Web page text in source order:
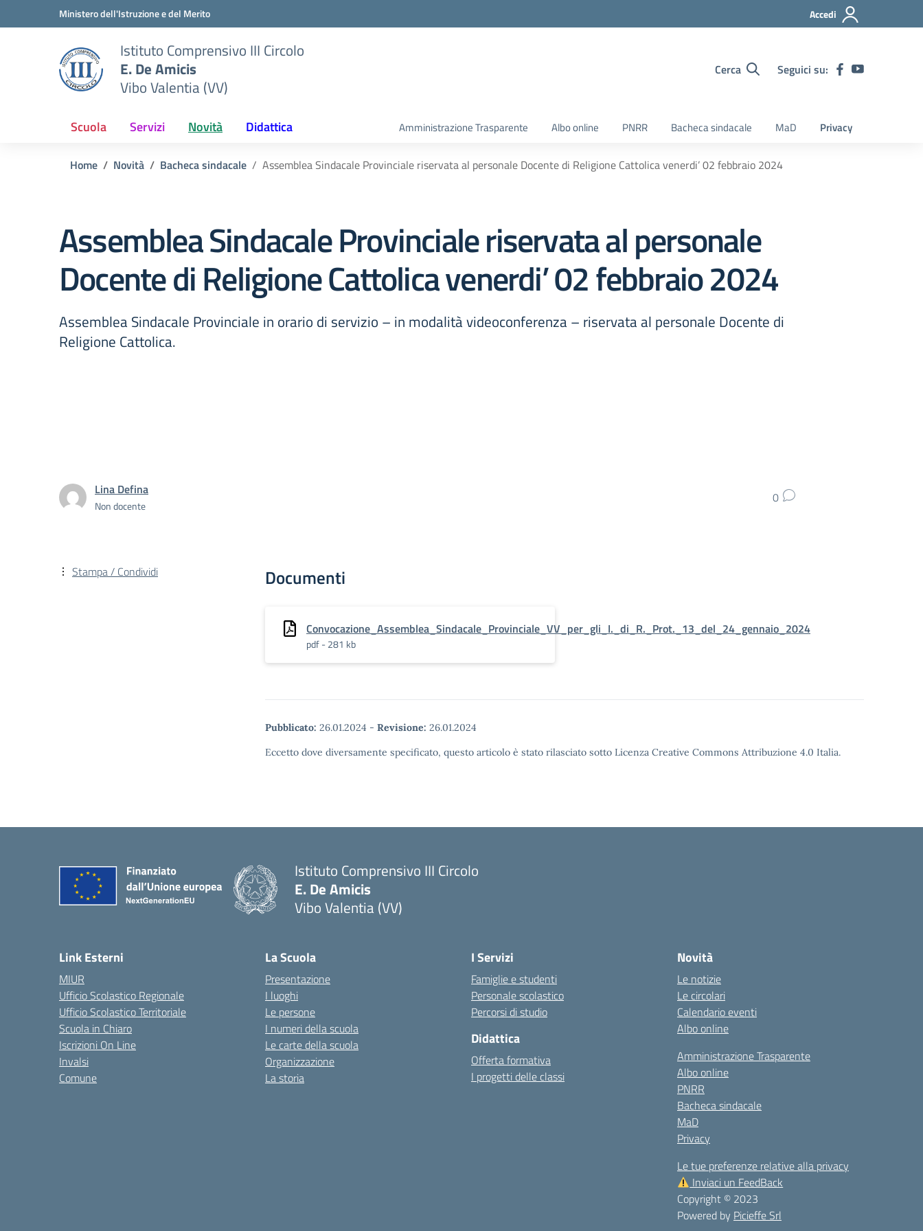
Vai ai contenuti
Vai al menu di navigazioneMinistero dell'Istruzione e del Merito Accedi
Istituto Comprensivo III Circolo
E. De Amicis
Vibo Valentia (VV)
Cerca Seguici su:
Scuola Servizi Novità Didattica Amministrazione Trasparente Albo online PNRR Bacheca sindacale MaD Privacy
Home Novità Bacheca sindacale Assemblea Sindacale Provinciale riservata al personale Docente di Religione Cattolica venerdi’ 02 febbraio 2024
Assemblea Sindacale Provinciale riservata al personale
Docente di Religione Cattolica venerdi’ 02 febbraio 2024
Assemblea Sindacale Provinciale in orario di servizio – in modalità videoconferenza – riservata al personale Docente di
Religione Cattolica.
Lina Defina
Non docente 0
Documenti
Convocazione_Assemblea_Sindacale_Provinciale_VV_per_gli_I._di_R._Prot._13_del_24_gennaio_2024
pdf - 281 kb
Pubblicato: 26.01.2024 - Revisione: 26.01.2024
Eccetto dove diversamente specificato, questo articolo è stato rilasciato sotto Licenza Creative Commons Attribuzione 4.0 Italia.
Stampa / Condividi
Istituto Comprensivo III Circolo
E. De Amicis
Vibo Valentia (VV)
Link Esterni
MIUR
Ufficio Scolastico Regionale
Ufficio Scolastico Territoriale
Scuola in Chiaro
Iscrizioni On Line
Invalsi
Comune
La Scuola
Presentazione
I luoghi
Le persone
I numeri della scuola
Le carte della scuola
Organizzazione
La storia
I Servizi
Famiglie e studenti
Personale scolastico
Percorsi di studio
Didattica
Offerta formativa
I progetti delle classi
Novità
Le notizie
Le circolari
Calendario eventi
Albo online
Amministrazione Trasparente
Albo online
PNRR
Bacheca sindacale
MaD
Privacy
Le tue preferenze relative alla privacy
Inviaci un FeedBack
Copyright © 2023
Powered by Picieffe Srl